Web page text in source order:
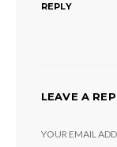
REPLY
LEAVE A
YOUR EMAIL